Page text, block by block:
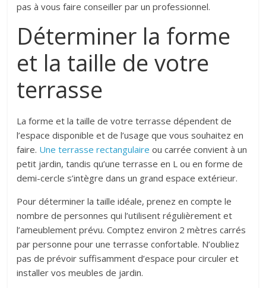
pas à vous faire conseiller par un professionnel.
Déterminer la forme
et la taille de votre
terrasse
La forme et la taille de votre terrasse dépendent de
l’espace disponible et de l’usage que vous souhaitez en
faire. Une terrasse rectangulaire ou carrée convient à un
petit jardin, tandis qu’une terrasse en L ou en forme de
demi-cercle s’intègre dans un grand espace extérieur.
Pour déterminer la taille idéale, prenez en compte le
nombre de personnes qui l’utilisent régulièrement et
l’ameublement prévu. Comptez environ 2 mètres carrés
par personne pour une terrasse confortable. N’oubliez
pas de prévoir suffisamment d’espace pour circuler et
installer vos meubles de jardin.